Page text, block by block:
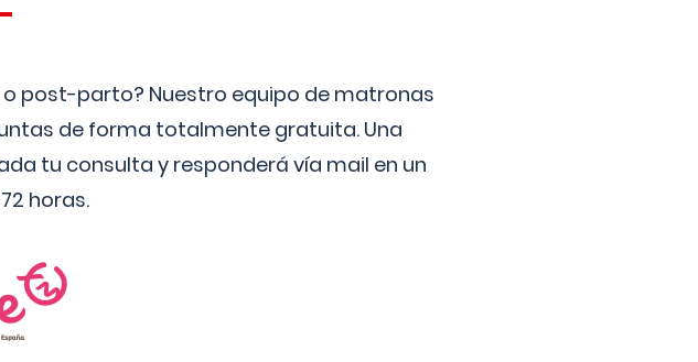
post-parto? Nuestro equipo de matronas
de forma totalmente gratuita. Una
tu consulta y responderá vía mail en un
horas.